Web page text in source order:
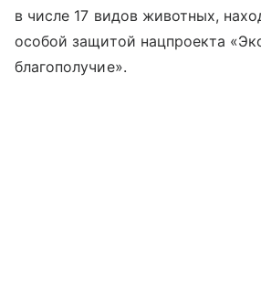
в числе 17 видов животных,
особой защитой нацпроекта
благополучие».